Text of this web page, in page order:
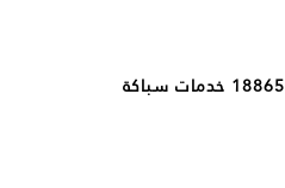
فني صحي العدان 1886554 خدمات سباكة